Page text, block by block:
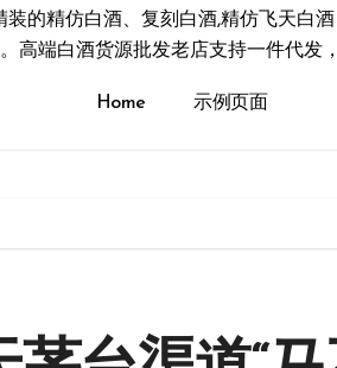
的精仿白酒、复刻白酒,精仿飞天白
高端白酒货源批发老店支持一件代发
Home 示例页面